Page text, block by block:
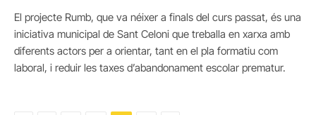
El projecte Rumb, que va néixer a finals del curs passat, és una
iniciativa municipal de Sant Celoni que treballa en xarxa amb
diferents actors per a orientar, tant en el pla formatiu com
laboral, i reduir les taxes d’abandonament escolar prematur.